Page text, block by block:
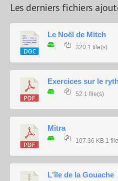
Les derniers fichiers
Le Noël de Mitch
320 1 file(s)
Exercices sur le
52 1 file(s)
Mitra
107.36 KB 1
L'île de la Gouache